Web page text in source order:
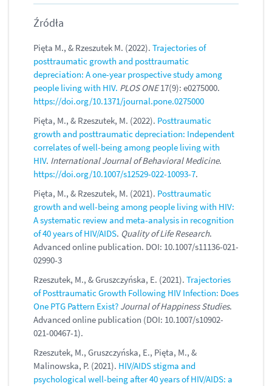
Źródła
Pięta M., & Rzeszutek M. (2022). Trajectories of
posttraumatic growth and posttraumatic
depreciation: A one-year prospective study among
people living with HIV. PLOS ONE17(9): e0275000.
https://doi.org/10.1371/journal.pone.0275000
Pięta, M., & Rzeszutek, M. (2022). Posttraumatic
growth and posttraumatic depreciation: Independent
correlates of well-being among people living with
HIV. International Journal of Behavioral Medicine.
https://doi.org/10.1007/s12529-022-10093-7.
Pięta, M., & Rzeszutek, M. (2021). Posttraumatic
growth and well-being among people living with HIV:
A systematic review and meta-analysis in recognition
of 40 years of HIV/AIDS. Quality of Life Research.
Advanced online publication. DOI: 10.1007/s11136-021-
02990-3
Rzeszutek, M., & Gruszczyńska, E. (2021). Trajectories
of Posttraumatic Growth Following HIV Infection: Does
One PTG Pattern Exist? Journal of Happiness Studies.
Advanced online publication (DOI: 10.1007/s10902-
021-00467-1).
Rzeszutek, M., Gruszczyńska, E., Pięta, M., &
Malinowska, P. (2021). HIV/AIDS stigma and
psychological well-being after 40 years of HIV/AIDS: a